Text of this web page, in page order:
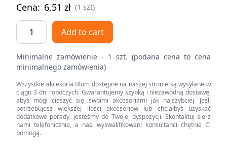
Cena: 6,51 zł (1 szt)
ORGA-
LINE
listwy
poprzecznej,
do
szuflady
z
wysokim
frontem
Add to cart
Minimalne zamówienie - 1 szt. (podana cena to cena
minimalnego zamówienia)
Wszystkie akcesoria Blum dostępne na naszej stronie są wysyłane w
ciągu 3 dni roboczych. Gwarantujemy szybką i niezawodną dostawę,
abyś mógł cieszyć się swoimi akcesoriami jak najszybciej. Jeśli
potrzebujesz większej ilości akcesoriów lub chciałbyś uzyskać
dodatkowe porady, jesteśmy do Twojej dyspozycji. Skontaktuj się z
nami telefonicznie, a nasi wykwalifikowani konsultanci chętnie Ci
pomogą.